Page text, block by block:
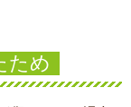
ため